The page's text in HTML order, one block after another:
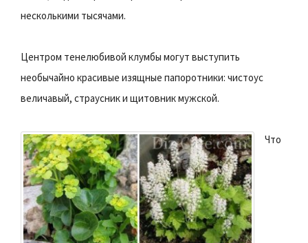
несколькими тысячами.
Центром тенелюбивой клумбы могут выступить
необычайно красивые изящные папоротники: чистоус
величавый, страусник и щитовник мужской.
Что